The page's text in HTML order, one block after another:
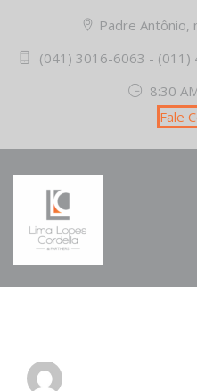
Padre Antônio,
(041) 3016-6063 -
8:30
Fale